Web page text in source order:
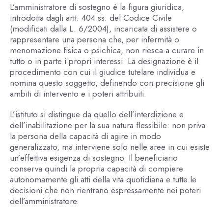
L’amministratore di sostegno è la figura giuridica,
introdotta dagli artt. 404 ss. del Codice Civile
(modificati dalla L. 6/2004), incaricata di assistere o
rappresentare una persona che, per infermità o
menomazione fisica o psichica, non riesca a curare in
tutto o in parte i propri interessi. La designazione è il
procedimento con cui il giudice tutelare individua e
nomina questo soggetto, definendo con precisione gli
ambiti di intervento e i poteri attribuiti.
L’istituto si distingue da quello dell’interdizione e
dell’inabilitazione per la sua natura flessibile: non priva
la persona della capacità di agire in modo
generalizzato, ma interviene solo nelle aree in cui esiste
un’effettiva esigenza di sostegno. Il beneficiario
conserva quindi la propria capacità di compiere
autonomamente gli atti della vita quotidiana e tutte le
decisioni che non rientrano espressamente nei poteri
dell’amministratore.